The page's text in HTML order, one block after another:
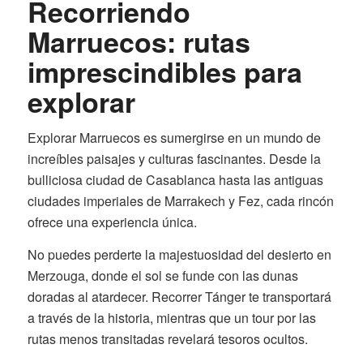
Recorriendo
Marruecos: rutas
imprescindibles para
explorar
Explorar Marruecos es sumergirse en un mundo de
increíbles paisajes y culturas fascinantes. Desde la
bulliciosa ciudad de Casablanca hasta las antiguas
ciudades imperiales de Marrakech y Fez, cada rincón
ofrece una experiencia única.
No puedes perderte la majestuosidad del desierto en
Merzouga, donde el sol se funde con las dunas
doradas al atardecer. Recorrer Tánger te transportará
a través de la historia, mientras que un tour por las
rutas menos transitadas revelará tesoros ocultos.